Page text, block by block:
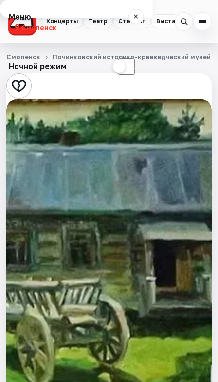
Концерты Театр Стендап Выставки
Меню ×
Смоленск
Концерты
Театр
Стендап
Выставки
Экскурсии
Спорт
События
Города
Площадки
Артисты
Рейтинги
Ночной режим ☾
Смоленск Починковский историко-краеведческий музей